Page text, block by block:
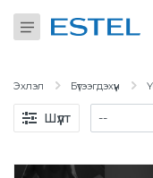
Эхлэл Бүтээгдэхүүн
Шүүлт